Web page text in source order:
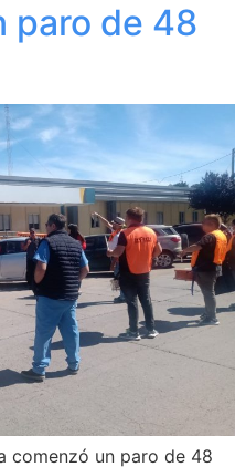
paro de 48
comenzó un paro de 48